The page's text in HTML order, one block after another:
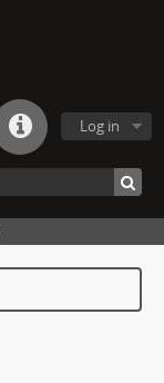
Log in